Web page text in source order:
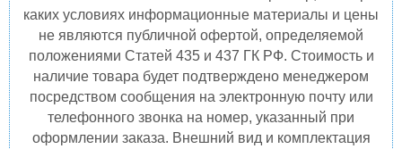
каких условиях информационные материалы и цены
не являются публичной офертой, определяемой
положениями Статей 435 и 437 ГК РФ. Стоимость и
наличие товара будет подтверждено менеджером
посредством сообщения на электронную почту или
телефонного звонка на номер, указанный при
оформлении заказа. Внешний вид и комплектация